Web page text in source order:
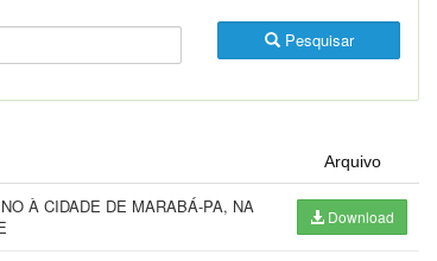
Pesquisar
Arquivo
À CIDADE DE MARABÁ-PA, NA
Download